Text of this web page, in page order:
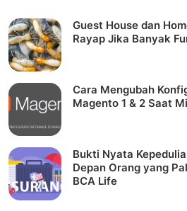
Guest House dan
Rayap Jika Banyak
Cara Mengubah
Magento 1 & 2 Saat
Bukti Nyata
Depan Orang yang
BCA Life